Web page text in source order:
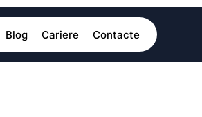
Blog Cariere Contacte